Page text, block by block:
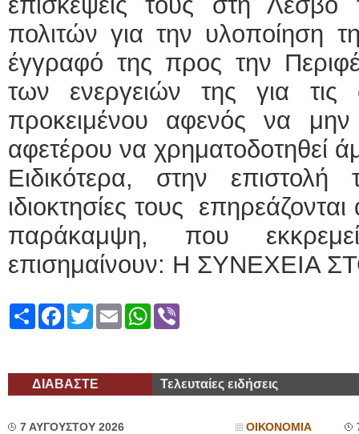
πολιτών για την υλοποίηση
έγγραφό της προς την
των ενεργειών της για τις
προκειμένου αφενός να μην
αφετέρου να χρηματοδοτηθεί
Ειδικότερα, στην
ιδιοκτησίες τους
παράκαμψη, που
επισημαίνουν: Η ΣΥΝΕΧΕΙΑ
ShareFacebook
TwitterEmailWhatsApp
ΔΙΑΒΑΣΤΕ Τελευταίες ειδήσεις
7 ΑΥΓΟΥΣΤΟΥ 2026 ΟΙΚΟΝΟΜΙΑ